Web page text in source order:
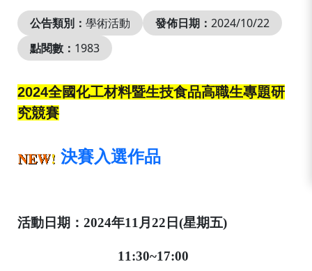
公告類別： 學術活動 發佈日期： 2024/10/22
點閱數： 1983
2024全國化工材料暨生技食品高職生專題研
究競賽
決賽入選作品
活動日期：2024年11月22日(星期五)
11:30~17:00